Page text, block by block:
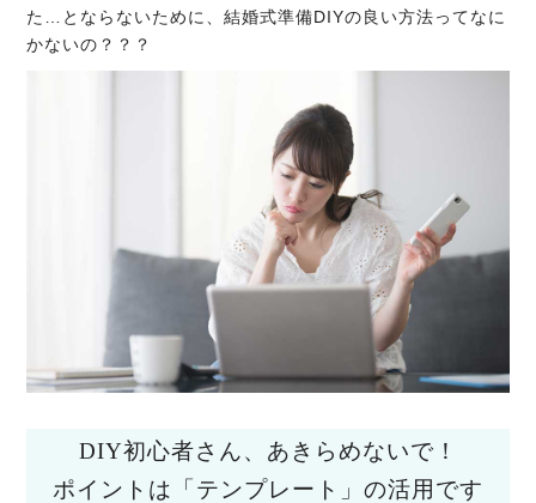
た…とならないために、結婚式準備DIYの良い方法ってなに
かないの？？？
DIY初心者さん、あきらめないで！
ポイントは「テンプレート」の活用です